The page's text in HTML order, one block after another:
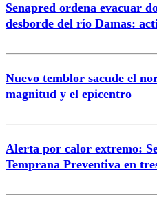
Senapred ordena evacuar
desborde del río Damas:
Nuevo temblor sacude el
magnitud y el epicentro
Alerta por calor extremo:
Temprana Preventiva en